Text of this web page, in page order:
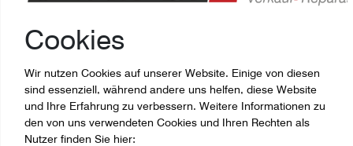
Cookies
Wir nutzen Cookies auf unserer Website. Einige von diesen
sind essenziell, während andere uns helfen, diese Website
und Ihre Erfahrung zu verbessern. Weitere Informationen zu
den von uns verwendeten Cookies und Ihren Rechten als
Nutzer finden Sie hier: